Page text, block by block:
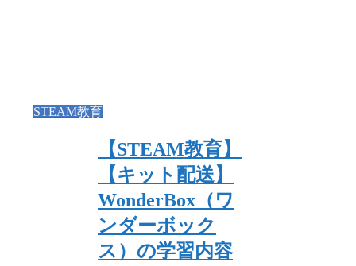
STEAM教育
【STEAM教育】
【キット配送】
WonderBox（ワ
ンダーボック
ス）の学習内容